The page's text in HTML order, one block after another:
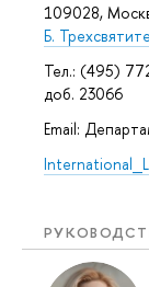
109028,
Б.
Тел.: (495)
доб. 23066
Email: